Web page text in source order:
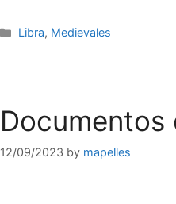
Categories
Libra, Medievales
Documentos
12/09/2023 by mapelles